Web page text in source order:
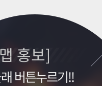
홍보]
버튼누르기!!